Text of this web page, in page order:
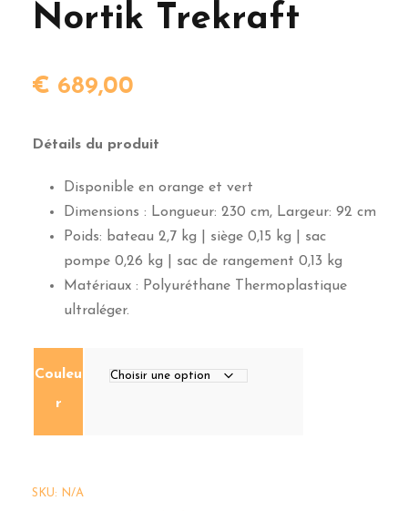
Nortik Trekraft
€ 689,00
Détails du produit
Disponible en orange et vert
Dimensions : Longueur: 230 cm, Largeur: 92 cm
Poids: bateau 2,7 kg | siège 0,15 kg | sac
pompe 0,26 kg | sac de rangement 0,13 kg
Matériaux : Polyuréthane Thermoplastique
ultraléger.
Couleu
r
SKU: N/A